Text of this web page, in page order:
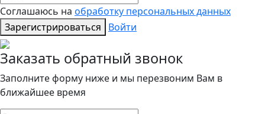
Соглашаюсь на обработку персональных данных
Зарегистрироваться
Войти
Заказать обратный звонок
Заполните форму ниже и мы перезвоним Вам в
ближайшее время